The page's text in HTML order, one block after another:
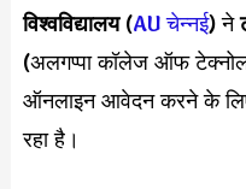
विश्वविद्यालय(AU चेन्नई) ने
(अलगप्पा कॉलेज ऑफ
ऑनलाइन आवेदन करने के लिए
रहा है।